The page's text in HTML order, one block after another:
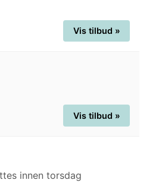
Vis tilbud »
Vis tilbud »
innen torsdag